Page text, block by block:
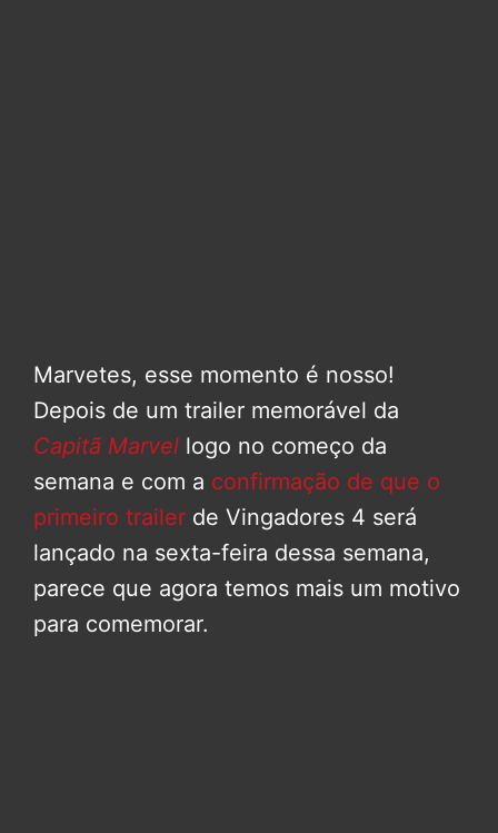
Marvetes, esse momento é nosso!
Depois de um trailer memorável da
Capitã Marvel logo no começo da
semana e com a confirmação de que o
primeiro trailer de Vingadores 4 será
lançado na sexta-feira dessa semana,
parece que agora temos mais um motivo
para comemorar.